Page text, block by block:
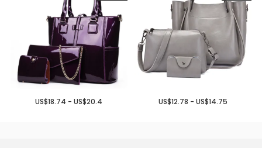
US$18.74 - US$20.4 US$12.78 - US$14.75